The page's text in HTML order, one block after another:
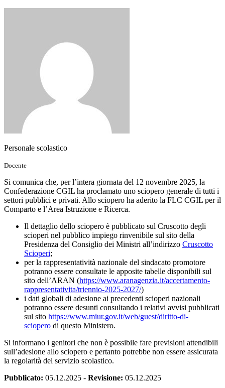
Personale scolastico
Docente
Si comunica che, per l’intera giornata del 12 novembre 2025, la
Confederazione CGIL ha proclamato uno sciopero generale di tutti i
settori pubblici e privati. Allo sciopero ha aderito la FLC CGIL per il
Comparto e l’Area Istruzione e Ricerca.
Il dettaglio dello sciopero è pubblicato sul Cruscotto degli
scioperi nel pubblico impiego rinvenibile sul sito della
Presidenza del Consiglio dei Ministri all’indirizzo Cruscotto
Scioperi;
per la rappresentatività nazionale del sindacato promotore
potranno essere consultate le apposite tabelle disponibili sul
sito dell’ARAN (https://www.aranagenzia.it/accertamento-
rappresentativita/triennio-2025-2027/)
i dati globali di adesione ai precedenti scioperi nazionali
potranno essere desunti consultando i relativi avvisi pubblicati
sul sito https://www.miur.gov.it/web/guest/diritto-di-
sciopero di questo Ministero.
Si informano i genitori che non è possibile fare previsioni attendibili
sull’adesione allo sciopero e pertanto potrebbe non essere assicurata
la regolarità del servizio scolastico.
Pubblicato: 05.12.2025 - Revisione: 05.12.2025